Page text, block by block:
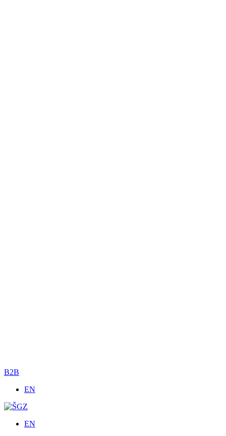
B2B
EN
EN